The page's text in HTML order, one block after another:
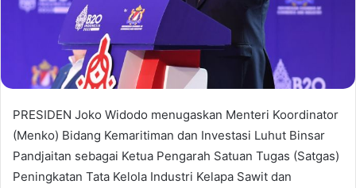
PRESIDEN Joko Widodo menugaskan Menteri Koordinator
(Menko) Bidang Kemaritiman dan Investasi Luhut Binsar
Pandjaitan sebagai Ketua Pengarah Satuan Tugas (Satgas)
Peningkatan Tata Kelola Industri Kelapa Sawit dan